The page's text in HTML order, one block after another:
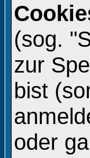
(sog.
zur
bist
oder